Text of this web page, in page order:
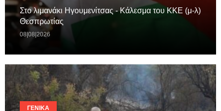
Στο λιμανάκι Ηγουμενίτσας - Κάλεσμα του ΚΚΕ (μ-λ)
Θεσπρωτίας
08|08|2026
ΓΕΝΙΚΆ